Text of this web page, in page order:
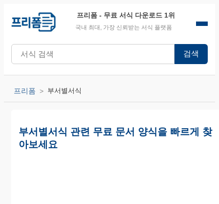
프리폼 - 무료 서식 다운로드 1위
국내 최대, 가장 신뢰받는 서식 플랫폼
검색
프리폼 부서별서식
부서별서식 관련 무료 문서 양식을 빠르게 찾
아보세요